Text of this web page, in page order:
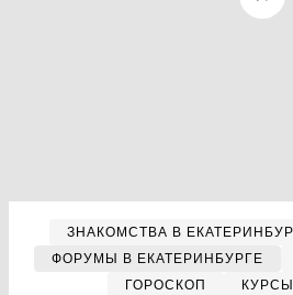
ЗНАКОМСТВА В
ФОРУМЫ В ЕКАТЕРИНБУРГЕ
ГОРОСКОП